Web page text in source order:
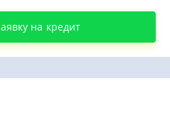
на кредит